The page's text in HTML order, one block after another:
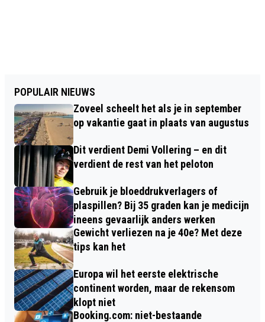
POPULAIR NIEUWS
Zoveel scheelt het als je in september
op vakantie gaat in plaats van augustus
Dit verdient Demi Vollering – en dit
verdient de rest van het peloton
Gebruik je bloeddrukverlagers of
plaspillen? Bij 35 graden kan je medicijn
ineens gevaarlijk anders werken
Gewicht verliezen na je 40e? Met deze
tips kan het
Europa wil het eerste elektrische
continent worden, maar de rekensom
klopt niet
Booking.com: niet-bestaande